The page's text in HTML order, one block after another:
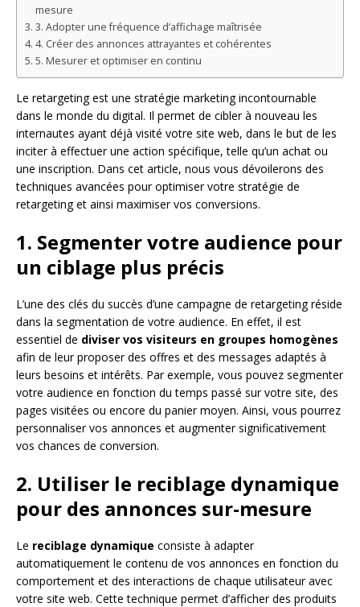
mesure
3. Adopter une fréquence d’affichage maîtrisée
4. Créer des annonces attrayantes et cohérentes
5. Mesurer et optimiser en continu
Le retargeting est une stratégie marketing incontournable
dans le monde du digital. Il permet de cibler à nouveau les
internautes ayant déjà visité votre site web, dans le but de les
inciter à effectuer une action spécifique, telle qu’un achat ou
une inscription. Dans cet article, nous vous dévoilerons des
techniques avancées pour optimiser votre stratégie de
retargeting et ainsi maximiser vos conversions.
1. Segmenter votre audience pour
un ciblage plus précis
L’une des clés du succès d’une campagne de retargeting réside
dans la segmentation de votre audience. En effet, il est
essentiel de diviser vos visiteurs en groupes homogènes
afin de leur proposer des offres et des messages adaptés à
leurs besoins et intérêts. Par exemple, vous pouvez segmenter
votre audience en fonction du temps passé sur votre site, des
pages visitées ou encore du panier moyen. Ainsi, vous pourrez
personnaliser vos annonces et augmenter significativement
vos chances de conversion.
2. Utiliser le reciblage dynamique
pour des annonces sur-mesure
Le reciblage dynamique consiste à adapter
automatiquement le contenu de vos annonces en fonction du
comportement et des interactions de chaque utilisateur avec
votre site web. Cette technique permet d’afficher des produits